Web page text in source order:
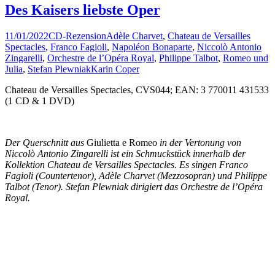
Des Kaisers liebste Oper
11/01/2022CD-RezensionAdèle Charvet, Chateau de Versailles
Spectacles, Franco Fagioli, Napoléon Bonaparte, Niccolò Antonio
Zingarelli, Orchestre de l’Opéra Royal, Philippe Talbot, Romeo und
Julia, Stefan PlewniakKarin Coper
Chateau de Versailles Spectacles, CVS044; EAN: 3 770011 431533
(1 CD & 1 DVD)
Der Querschnitt aus Giulietta e Romeo in der Vertonung von
Niccolò Antonio Zingarelli ist ein Schmuckstück innerhalb der
Kollektion Chateau de Versailles Spectacles. Es singen Franco
Fagioli (Countertenor), Adèle Charvet (Mezzosopran) und Philippe
Talbot (Tenor). Stefan Plewniak dirigiert das Orchestre de l’Opéra
Royal.